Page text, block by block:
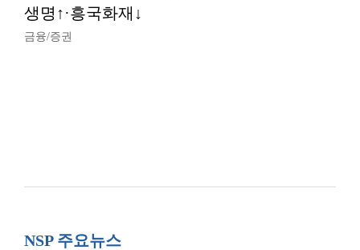
생명↑·흥국화재↓
금융/증권
NSP 주요뉴스